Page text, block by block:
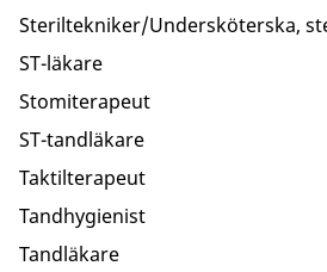
Steriltekniker/Undersköterska,
ST-läkare
Stomiterapeut
ST-tandläkare
Taktilterapeut
Tandhygienist
Tandläkare